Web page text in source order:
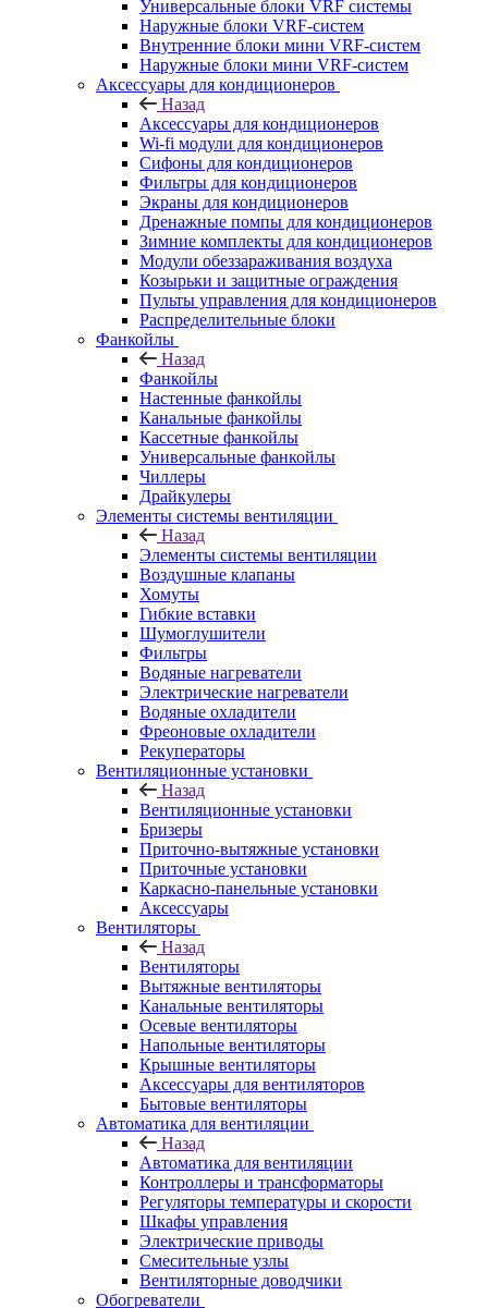
Универсальные блоки VRF системы
Наружные блоки VRF-систем
Внутренние блоки мини VRF-систем
Наружные блоки мини VRF-систем
Аксессуары для кондиционеров
Назад
Аксессуары для кондиционеров
Wi-fi модули для кондиционеров
Сифоны для кондиционеров
Фильтры для кондиционеров
Экраны для кондиционеров
Дренажные помпы для кондиционеров
Зимние комплекты для кондиционеров
Модули обеззараживания воздуха
Козырьки и защитные ограждения
Пульты управления для кондиционеров
Распределительные блоки
Фанкойлы
Назад
Фанкойлы
Настенные фанкойлы
Канальные фанкойлы
Кассетные фанкойлы
Универсальные фанкойлы
Чиллеры
Драйкулеры
Элементы системы вентиляции
Назад
Элементы системы вентиляции
Воздушные клапаны
Хомуты
Гибкие вставки
Шумоглушители
Фильтры
Водяные нагреватели
Электрические нагреватели
Водяные охладители
Фреоновые охладители
Рекуператоры
Вентиляционные установки
Назад
Вентиляционные установки
Бризеры
Приточно-вытяжные установки
Приточные установки
Каркасно-панельные установки
Аксессуары
Вентиляторы
Назад
Вентиляторы
Вытяжные вентиляторы
Канальные вентиляторы
Осевые вентиляторы
Напольные вентиляторы
Крышные вентиляторы
Аксессуары для вентиляторов
Бытовые вентиляторы
Автоматика для вентиляции
Назад
Автоматика для вентиляции
Контроллеры и трансформаторы
Регуляторы температуры и скорости
Шкафы управления
Электрические приводы
Смесительные узлы
Вентиляторные доводчики
Обогреватели